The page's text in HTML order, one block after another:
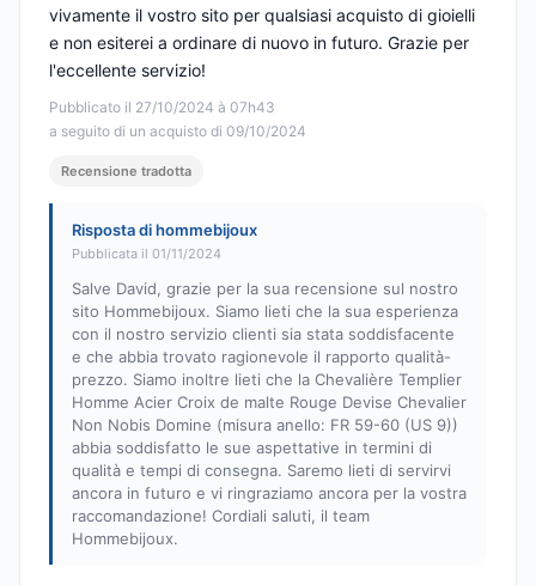
Pubblicato il 27/10/2024 à 07h43
a seguito di un acquisto di 09/10/2024
vivamente il vostro sito per qualsiasi acquisto di gioielli
e non esiterei a ordinare di nuovo in futuro. Grazie per
l'eccellente servizio!
Recensione tradotta
Risposta di hommebijoux
Pubblicata il 01/11/2024
Salve David, grazie per la sua recensione sul nostro
sito Hommebijoux. Siamo lieti che la sua esperienza
con il nostro servizio clienti sia stata soddisfacente
e che abbia trovato ragionevole il rapporto qualità-
prezzo. Siamo inoltre lieti che la Chevalière Templier
Homme Acier Croix de malte Rouge Devise Chevalier
Non Nobis Domine (misura anello: FR 59-60 (US 9))
abbia soddisfatto le sue aspettative in termini di
qualità e tempi di consegna. Saremo lieti di servirvi
ancora in futuro e vi ringraziamo ancora per la vostra
raccomandazione! Cordiali saluti, il team
Hommebijoux.